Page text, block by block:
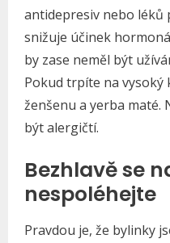
antidepresiv nebo léků
snižuje účinek
by zase neměl být
Pokud trpíte na vysoký
ženšenu a yerba maté.
být alergičtí.
Bezhlavě se
nespoléhejte
Pravdou je, že bylinky